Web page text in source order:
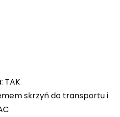
TAK
skrzyń do transportu i